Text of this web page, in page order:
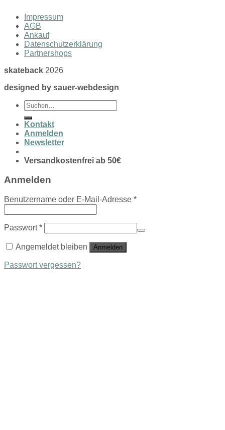
Impressum
AGB
Ankauf
Datenschutzerklärung
Partnershops
skateback 2026
designed by sauer-webdesign
Suchen
nach:
Kontakt
Anmelden
Newsletter
Versandkostenfrei ab 50€
Anmelden
Benutzername oder E-Mail-Adresse *
Passwort*
Angemeldet bleiben Anmelden
Passwort vergessen?